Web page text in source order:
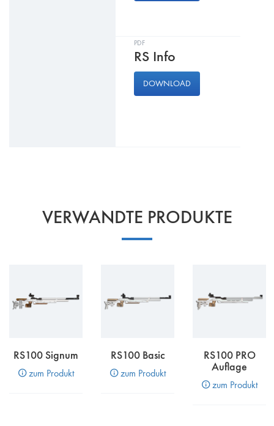
PDF
RS Info
DOWNLOAD
VERWANDTE PRODUKTE
RS100 Signum
zum Produkt
RS100 Basic
zum Produkt
RS100 PRO
Auflage
zum Produkt